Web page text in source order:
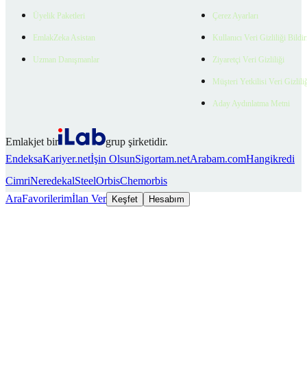
Üyelik Paketleri
EmlakZeka Asistan
Uzman Danışmanlar
Çerez Ayarları
Kullanıcı Veri Gizliliği
Ziyaretçi Veri Gizliliği
Müşteri Yetkilisi Veri
Aday Aydınlatma Metni
Emlakjet bir
grup şirketidir.
EndeksaKariyer.netİşin OlsunSigortam.netArabam.comHangikredi
CimriNeredekalSteelOrbisChemorbis
AraFavorilerimİlan Ver Keşfet Hesabım